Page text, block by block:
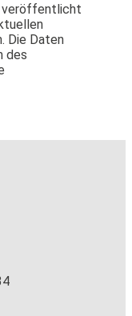
veröffentlicht
Die Daten
des